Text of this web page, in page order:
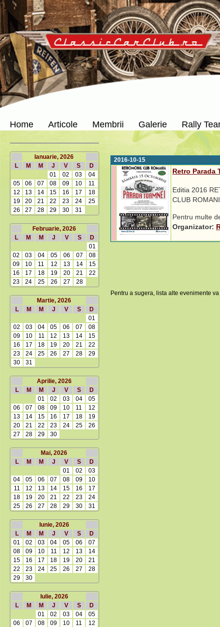
Home Articole Membrii Galerie Rally
Ianuarie, 2026
L
M M J V S
D
01
02 03
04
05
06 07 08 09 10
11
12
13 14 15 16 17
18
19
20 21 22 23 24
25
26
27 28 29 30 31
Februarie, 2026
L
M M J V S
D
01
02
03 04 05 06 07
08
09
10 11 12 13 14
15
16
17 18 19 20 21
22
23
24 25 26 27 28
Martie, 2026
L
M M J V S
D
01
02
03 04 05 06 07
08
09
10 11 12 13 14
15
16
17 18 19 20 21
22
23
24 25 26 27 28
29
30
31
Aprilie, 2026
L
M M J V S
D
01
02 03 04
05
06
07 08 09 10 11
12
13
14 15 16 17 18
19
20
21 22 23 24 25
26
27
28 29 30
Mai, 2026
L
M M J V S
D
01
02
03
04
05 06 07 08 09
10
11
12 13 14 15 16
17
18
19 20 21 22 23
24
25
26 27 28 29 30 31
Iunie, 2026
L
M M J V S
D
01
02 03 04 05 06
07
08
09 10 11 12 13
14
15
16 17 18 19 20
21
22
23 24 25 26 27
28
29
30
Iulie, 2026
L
M M J V S
D
01
02 03 04
05
06
07 08 09 10 11
12
2016-10-15
Retro Parada
Editia 2016
CLUB
Pentru multe
Organizator:
Pentru a sugera, lista alte evenimente